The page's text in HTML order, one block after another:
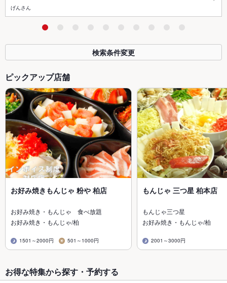
げんさん
検索条件変更
ピックアップ店舗
お好み焼きもんじゃ 粉や 柏店
お好み焼き・もんじゃ 食べ放題
お好み焼き・もんじゃ/柏
1501～2000円 501～1000円
もんじゃ 三つ星 柏本店
もんじゃ三つ星
お好み焼き・もんじゃ/柏
2001～3000円
お得な特集から探す・予約する